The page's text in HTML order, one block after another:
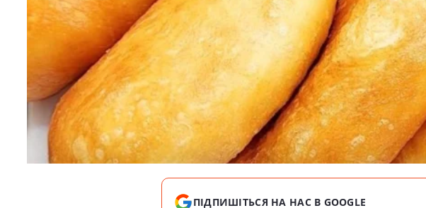
ПІДПИШІТЬСЯ НА НАС В GOOGLE